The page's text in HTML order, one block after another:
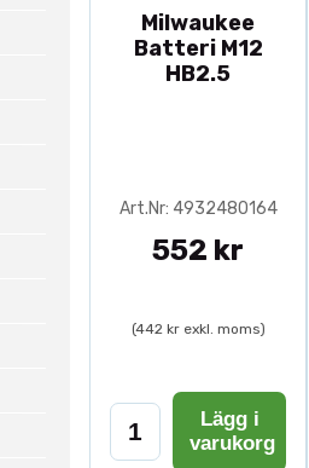
Milwaukee
Batteri M12
HB2.5
Art.Nr: 4932480164
552 kr
(442 kr exkl. moms)
Lägg i
varukorg